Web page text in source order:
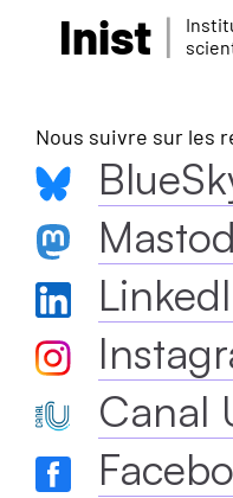
Inist
Nous suivre sur les
Canal